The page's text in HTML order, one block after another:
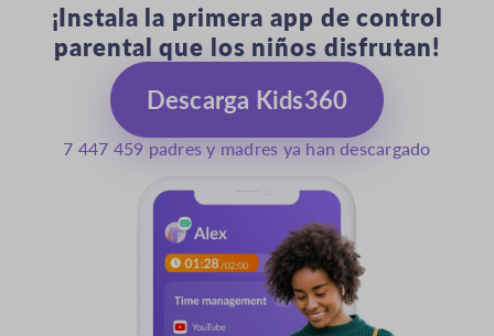
¡Instala la primera app de control
parental que los niños disfrutan!
Descarga Kids360
7 447 461 padres y madres ya han descargado